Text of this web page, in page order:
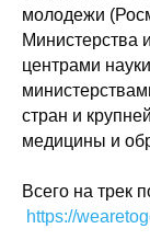
молодежи
Министерства
центрами
стран и
медицины и
Всего на трек
https://